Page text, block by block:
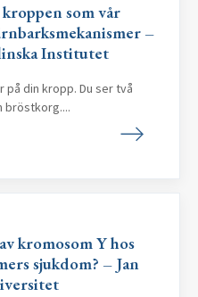
som vår
–
Institutet
din kropp. Du ser två
bröstkorg....
kromosom Y hos
sjukdom? – Jan